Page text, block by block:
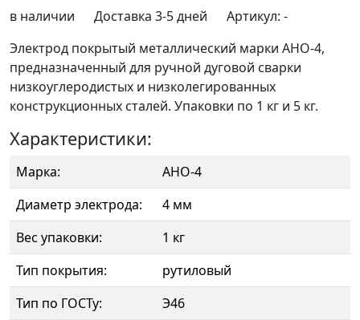
в наличии
Доставка 3-5 дней Артикул: -
Электрод покрытый металлический марки АНО-4,
предназначенный для ручной дуговой сварки
низкоуглеродистых и низколегированных
конструкционных сталей. Упаковки по 1 кг и 5 кг.
Характеристики:
Марка:
АНО-4
Диаметр электрода:
4 мм
Вес упаковки:
1 кг
Тип покрытия:
рутиловый
Тип по ГОСТу:
Э46